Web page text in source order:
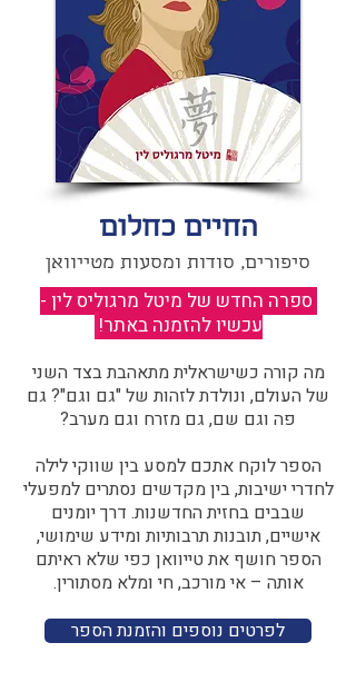
החיים כחלום
סיפורים, סודות ומסעות מטייוואן
ספרה החדש של מיטל מרגוליס לין -
עכשיו להזמנה באתר!
מה קורה כשישראלית מתאהבת בצד השני
של העולם, ונולדת לזהות של "גם וגם"? גם
פה וגם שם, גם מזרח וגם מערב?​​
הספר לוקח אתכם למסע בין שווקי לילה
לחדרי ישיבות, בין מקדשים נסתרים למפעלי
שבבים בחזית החדשנות. דרך יומנים
אישיים, תובנות תרבותיות ומידע שימושי,
הספר חושף את טייוואן כפי שלא ראיתם
אותה – אי מורכב, חי ומלא מסתורין.
לפרטים נוספים והזמנת הספר